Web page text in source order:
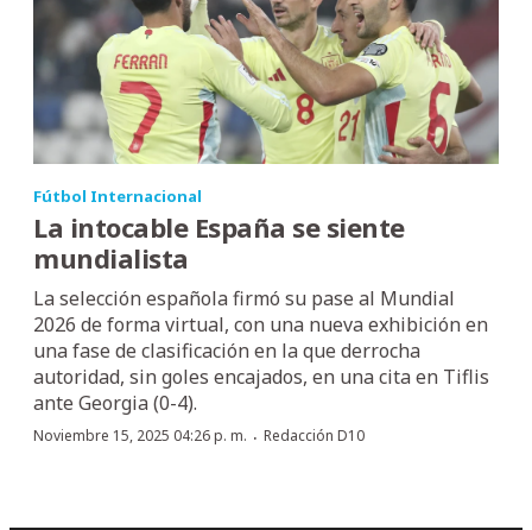
Fútbol Internacional
La intocable España se siente
mundialista
La selección española firmó su pase al Mundial
2026 de forma virtual, con una nueva exhibición en
una fase de clasificación en la que derrocha
autoridad, sin goles encajados, en una cita en Tiflis
ante Georgia (0-4).
Noviembre 15, 2025 04:26 p. m. · Redacción D10